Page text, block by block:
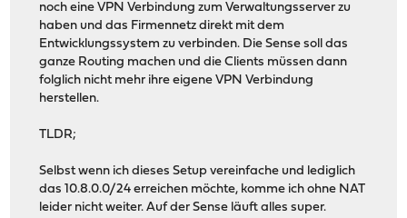
noch eine VPN Verbindung zum Verwaltungsserver zu
haben und das Firmennetz direkt mit dem
Entwicklungssystem zu verbinden. Die Sense soll das
ganze Routing machen und die Clients müssen dann
folglich nicht mehr ihre eigene VPN Verbindung
herstellen.
TLDR;
Selbst wenn ich dieses Setup vereinfache und lediglich
das 10.8.0.0/24 erreichen möchte, komme ich ohne NAT
leider nicht weiter. Auf der Sense läuft alles super.